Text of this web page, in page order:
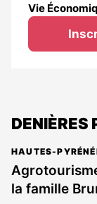
Vie
DENIÈRES
HAUTES-
la famille